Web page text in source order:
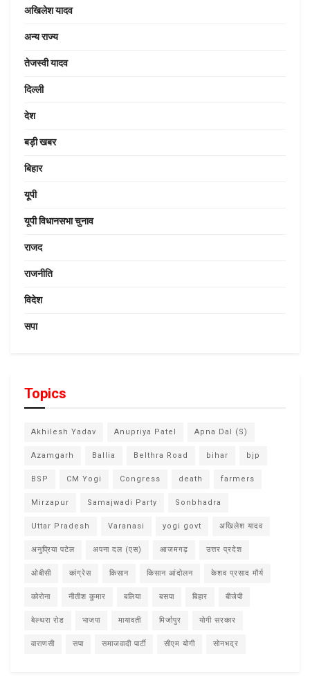
अखिलेश यादव
अन्य राज्य
तेजस्वी यादव
दिल्ली
देश
बड़ी खबर
बिहार
यूपी
यूपी विधानसभा चुनाव
राजद
राजनीति
विदेश
सपा
Topics
Akhilesh Yadav Anupriya Patel Apna Dal (S)
Azamgarh Ballia Belthra Road bihar bjp
BSP CM Yogi Congress death farmers
Mirzapur Samajwadi Party Sonbhadra
Uttar Pradesh Varanasi yogi govt अखिलेश यादव
अनुप्रिया पटेल अपना दल (एस) आजमगढ़ उत्तर प्रदेश
ओबीसी कांग्रेस किसान किसान आंदोलन केशव प्रसाद मौर्य
कोरोना नीतीश कुमार बलिया बसपा बिहार बीजेपी
बेल्थरा रोड भाजपा मायावती मिर्जापुर योगी सरकार
वाराणसी सपा समाजवादी पार्टी सीएम योगी सोनभद्र